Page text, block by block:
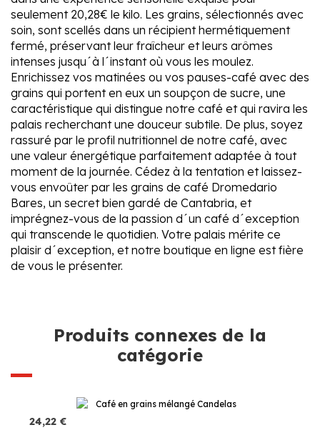
seulement 20,28€ le kilo. Les grains, sélectionnés avec
soin, sont scellés dans un récipient hermétiquement
fermé, préservant leur fraîcheur et leurs arômes
intenses jusqu´à l´instant où vous les moulez.
Enrichissez vos matinées ou vos pauses-café avec des
grains qui portent en eux un soupçon de sucre, une
caractéristique qui distingue notre café et qui ravira les
palais recherchant une douceur subtile. De plus, soyez
rassuré par le profil nutritionnel de notre café, avec
une valeur énergétique parfaitement adaptée à tout
moment de la journée. Cédez à la tentation et laissez-
vous envoûter par les grains de café Dromedario
Bares, un secret bien gardé de Cantabria, et
imprégnez-vous de la passion d´un café d´exception
qui transcende le quotidien. Votre palais mérite ce
plaisir d´exception, et notre boutique en ligne est fière
de vous le présenter.
Produits connexes de la
catégorie
24,22 €